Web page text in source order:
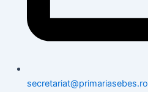
secretariat@primariasebes.ro